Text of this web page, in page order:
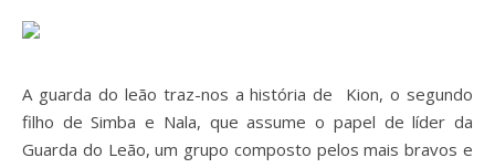
A guarda do leão traz-nos a história de Kion, o segundo
filho de Simba e Nala, que assume o papel de líder da
Guarda do Leão, um grupo composto pelos mais bravos e